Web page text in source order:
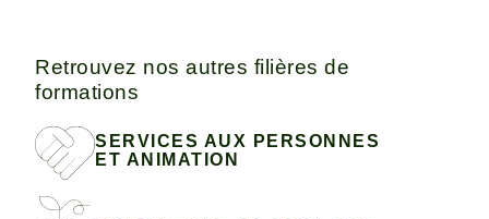
Retrouvez nos autres filières de
formations
SERVICES AUX PERSONNES
ET ANIMATION